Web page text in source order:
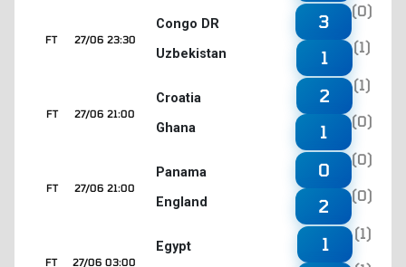
27/06 23:30
FT
Congo DR
Uzbekistan
3
(0)
1
(1)
27/06 21:00
FT
Croatia
Ghana
2
(1)
1
(0)
27/06 21:00
FT
Panama
England
0
(0)
2
(0)
27/06 03:00
FT
Egypt 1
(1)